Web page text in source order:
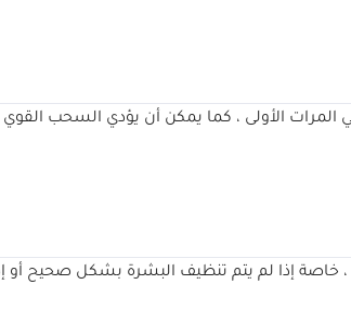
في المرات الأولى ، كما يمكن أن يؤدي
، خاصة إذا لم يتم تنظيف البشرة بشكل صحيح أو